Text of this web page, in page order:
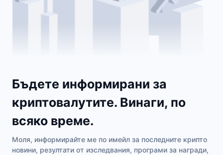
Бъдете информирани за
криптовалутите. Винаги, по
всяко време.
Моля, информирайте ме по имейл за последните крипто
новини, резултати от изследвания, програми за награди,